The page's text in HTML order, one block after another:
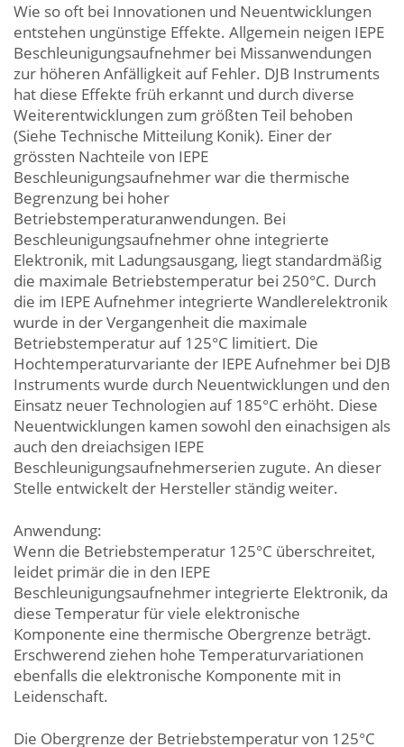
Wie so oft bei Innovationen und Neuentwicklungen
entstehen ungünstige Effekte. Allgemein neigen IEPE
Beschleunigungsaufnehmer bei Missanwendungen
zur höheren Anfälligkeit auf Fehler. DJB Instruments
hat diese Effekte früh erkannt und durch diverse
Weiterentwicklungen zum größten Teil behoben
(Siehe Technische Mitteilung Konik). Einer der
grössten Nachteile von IEPE
Beschleunigungsaufnehmer war die thermische
Begrenzung bei hoher
Betriebstemperaturanwendungen. Bei
Beschleunigungsaufnehmer ohne integrierte
Elektronik, mit Ladungsausgang, liegt standardmäßig
die maximale Betriebstemperatur bei 250°C. Durch
die im IEPE Aufnehmer integrierte Wandlerelektronik
wurde in der Vergangenheit die maximale
Betriebstemperatur auf 125°C limitiert. Die
Hochtemperaturvariante der IEPE Aufnehmer bei DJB
Instruments wurde durch Neuentwicklungen und den
Einsatz neuer Technologien auf 185°C erhöht. Diese
Neuentwicklungen kamen sowohl den einachsigen als
auch den dreiachsigen IEPE
Beschleunigungsaufnehmerserien zugute. An dieser
Stelle entwickelt der Hersteller ständig weiter.
Anwendung:
Wenn die Betriebstemperatur 125°C überschreitet,
leidet primär die in den IEPE
Beschleunigungsaufnehmer integrierte Elektronik, da
diese Temperatur für viele elektronische
Komponente eine thermische Obergrenze beträgt.
Erschwerend ziehen hohe Temperaturvariationen
ebenfalls die elektronische Komponente mit in
Leidenschaft.
Die Obergrenze der Betriebstemperatur von 125°C